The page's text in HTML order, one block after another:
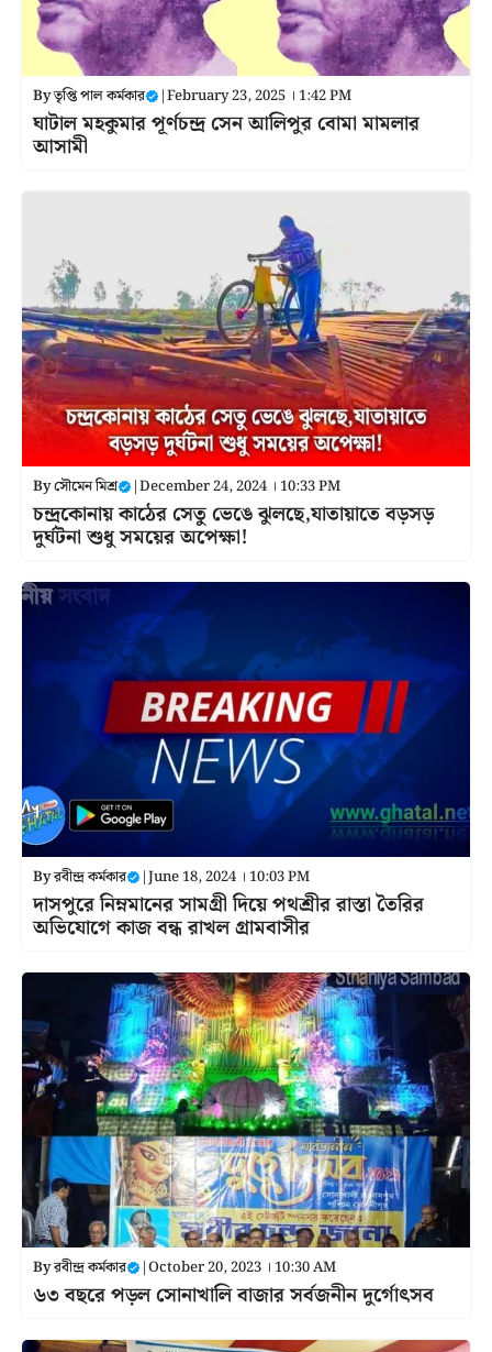
Byতৃপ্তি পাল কর্মকার |February 23, 2025 । 1:42 PM
ঘাটাল মহকুমার পূর্ণচন্দ্র সেন আলিপুর বোমা মামলার
আসামী
Byসৌমেন মিশ্র |December 24, 2024 । 10:33 PM
চন্দ্রকোনায় কাঠের সেতু ভেঙে ঝুলছে,যাতায়াতে বড়সড়
দুর্ঘটনা শুধু সময়ের অপেক্ষা!
Byরবীন্দ্র কর্মকার |June 18, 2024 । 10:03 PM
দাসপুরে নিম্নমানের সামগ্রী দিয়ে পথশ্রীর রাস্তা তৈরির
অভিযোগে কাজ বন্ধ রাখল গ্রামবাসীর
Byরবীন্দ্র কর্মকার |October 20, 2023 । 10:30 AM
৬৩ বছরে পড়ল সোনাখালি বাজার সর্বজনীন দুর্গোৎসব